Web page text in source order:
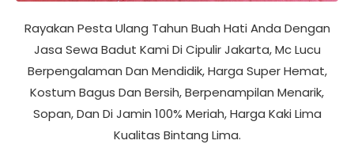
Rayakan Pesta Ulang Tahun Buah Hati Anda Dengan
Jasa Sewa Badut Kami Di Cipulir Jakarta, Mc Lucu
Berpengalaman Dan Mendidik, Harga Super Hemat,
Kostum Bagus Dan Bersih, Berpenampilan Menarik,
Sopan, Dan Di Jamin 100% Meriah, Harga Kaki Lima
Kualitas Bintang Lima.